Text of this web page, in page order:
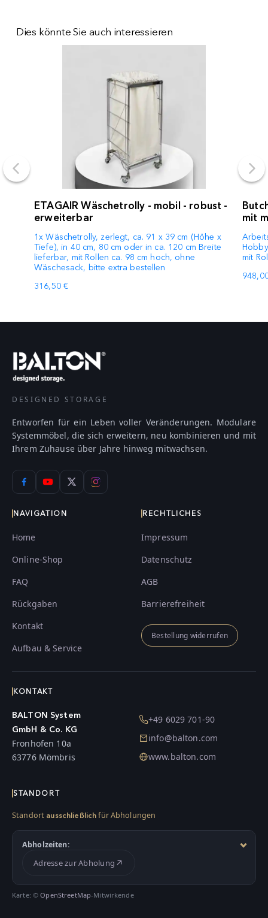
Dies könnte Sie auch interessieren
ETAGAIR Wäschetrolly - mobil - robust -
erweiterbar
1x Wäschetrolly, zerlegt, ca. 91 x 39 cm (Höhe x
Tiefe), in 40 cm, 80 cm oder in ca. 120 cm Breite
lieferbar, mit Rollen ca. 98 cm hoch, ohne
Wäschesack, bitte extra bestellen
316,50 €
mit
mit
DESIGNED STORAGE
Entworfen für ein Leben voller Veränderungen. Modulare
Systemmöbel, die sich erweitern, neu kombinieren und mit
Ihrem Zuhause über Jahre hinweg mitwachsen.
NAVIGATION
Home
Online-Shop
FAQ
Rückgaben
Kontakt
Aufbau & Service
RECHTLICHES
Impressum
Datenschutz
AGB
Barrierefreiheit
Bestellung widerrufen
KONTAKT
BALTON System
GmbH & Co. KG
Fronhofen 10a
63776 Mömbris
+49 6029 701-90
info@balton.com
www.balton.com
STANDORT
Standort ausschließlich für Abholungen
Abholzeiten:
Adresse zur Abholung
Karte: ©OpenStreetMap-Mitwirkende